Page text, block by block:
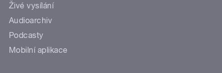
Živé vysílání
Audioarchiv
Podcasty
Mobilní aplikace